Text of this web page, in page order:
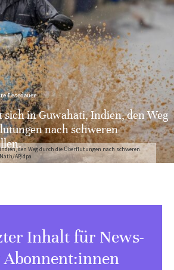
den Weg durch die Überflutungen nach schweren
AP/dpa
Lesedauer
sich in Guwahati, Indien, den Weg
nach schweren
Inhalt für News-
Abonnent:innen